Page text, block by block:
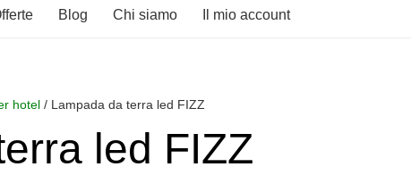
Blog Chi siamo Il mio account
hotel / Lampada da terra led FIZZ
led FIZZ